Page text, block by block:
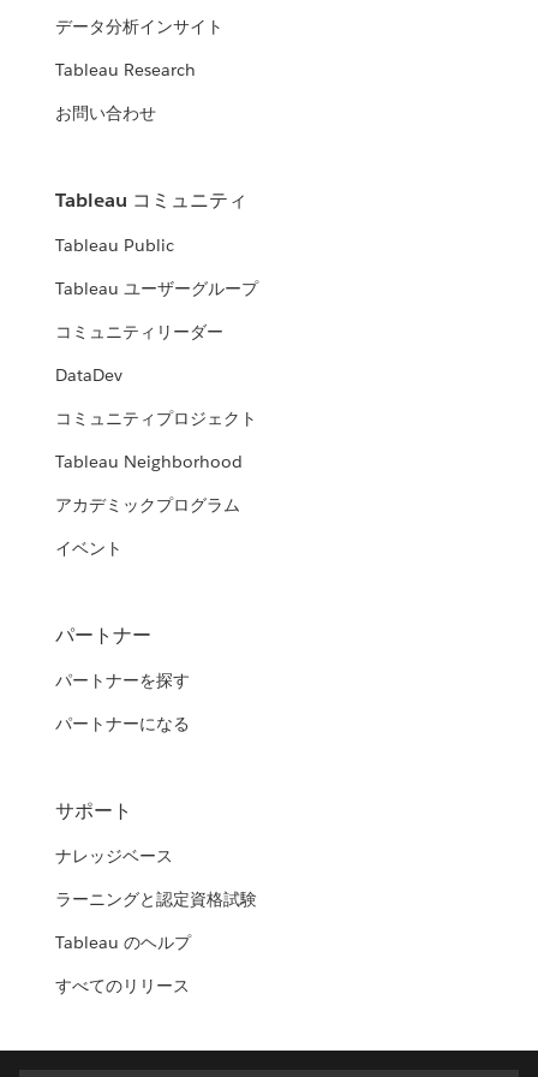
データ分析インサイト
Tableau Research
お問い合わせ
Tableau コミュニティ
Tableau Public
Tableau ユーザーグループ
コミュニティリーダー
DataDev
コミュニティプロジェクト
Tableau Neighborhood
アカデミックプログラム
イベント
パートナー
パートナーを探す
パートナーになる
サポート
ナレッジベース
ラーニングと認定資格試験
Tableau のヘルプ
すべてのリリース